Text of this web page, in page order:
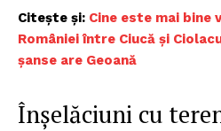
Citește și: Cine este mai bine
României între Ciucă și
șanse are Geoană
Înșelăciuni cu